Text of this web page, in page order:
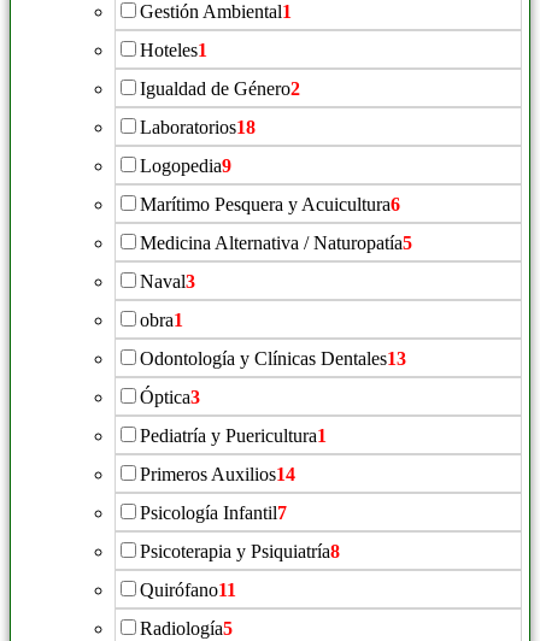
Gestión Ambiental1
Hoteles1
Igualdad de Género2
Laboratorios18
Logopedia9
Marítimo Pesquera y Acuicultura6
Medicina Alternativa / Naturopatía5
Naval3
obra1
Odontología y Clínicas Dentales13
Óptica3
Pediatría y Puericultura1
Primeros Auxilios14
Psicología Infantil7
Psicoterapia y Psiquiatría8
Quirófano11
Radiología5